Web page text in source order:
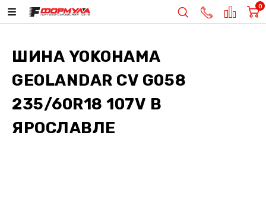
0
ШИНА YOKOHAMA
GEOLANDAR CV G058
235/60R18 107V В
ЯРОСЛАВЛЕ